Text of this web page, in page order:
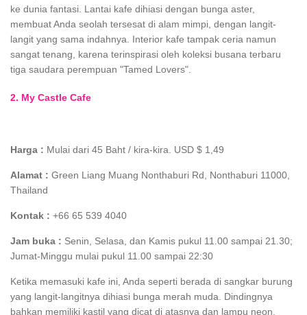
ke dunia fantasi. Lantai kafe dihiasi dengan bunga aster,
membuat Anda seolah tersesat di alam mimpi, dengan langit-
langit yang sama indahnya. Interior kafe tampak ceria namun
sangat tenang, karena terinspirasi oleh koleksi busana terbaru
tiga saudara perempuan "Tamed Lovers".
2. My Castle Cafe
Harga : Mulai dari 45 Baht / kira-kira. USD $ 1,49
Alamat : Green Liang Muang Nonthaburi Rd, Nonthaburi 11000,
Thailand
Kontak : +66 65 539 4040
Jam buka : Senin, Selasa, dan Kamis pukul 11.00 sampai 21.30;
Jumat-Minggu mulai pukul 11.00 sampai 22:30
Ketika memasuki kafe ini, Anda seperti berada di sangkar burung
yang langit-langitnya dihiasi bunga merah muda. Dindingnya
bahkan memiliki kastil yang dicat di atasnya dan lampu neon.